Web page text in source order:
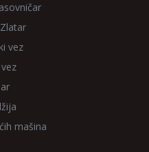
vez
mašina